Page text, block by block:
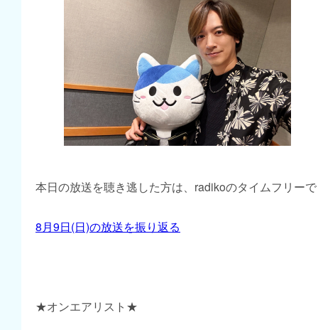
本日の放送を聴き逃した方は、radikoのタイムフリー
8月9日(日)の放送を振り返る
★オンエアリスト★